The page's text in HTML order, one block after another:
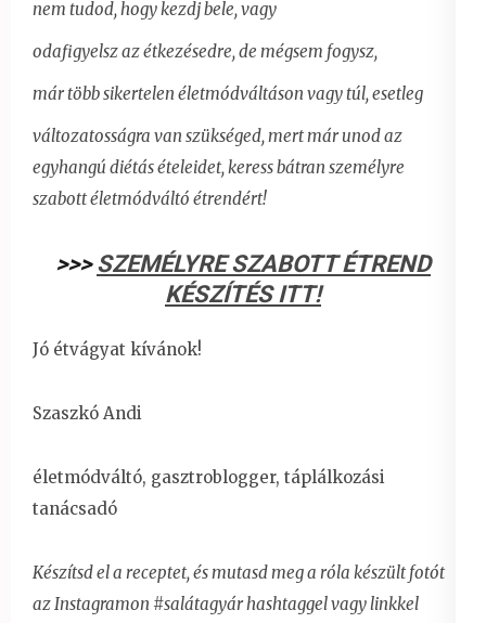
nem tudod, hogy kezdj bele, vagy
odafigyelsz az étkezésedre, de mégsem fogysz,
már több sikertelen életmódváltáson vagy túl, esetleg
változatosságra van szükséged, mert már unod az
egyhangú diétás ételeidet, keress bátran személyre
szabott életmódváltó étrendért!
>>>SZEMÉLYRE SZABOTT ÉTREND
KÉSZÍTÉS ITT!
Jó étvágyat kívánok!
Szaszkó Andi
életmódváltó, gasztroblogger, táplálkozási
tanácsadó
Készítsd el a receptet, és mutasd meg a róla készült fotót
az Instagramon #salátagyár hashtaggel vagy linkkel